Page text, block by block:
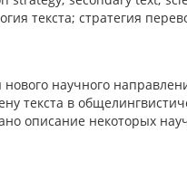
текста; стратегия
научного
текста в
описание некоторых